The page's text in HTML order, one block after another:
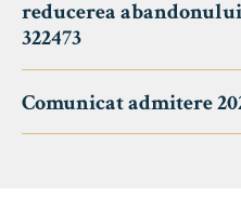
reducerea
322473
Comunicat admitere